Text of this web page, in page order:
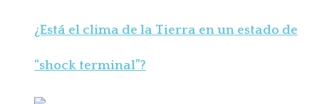
¿Está el clima de la Tierra en un estado de
“shock terminal”?